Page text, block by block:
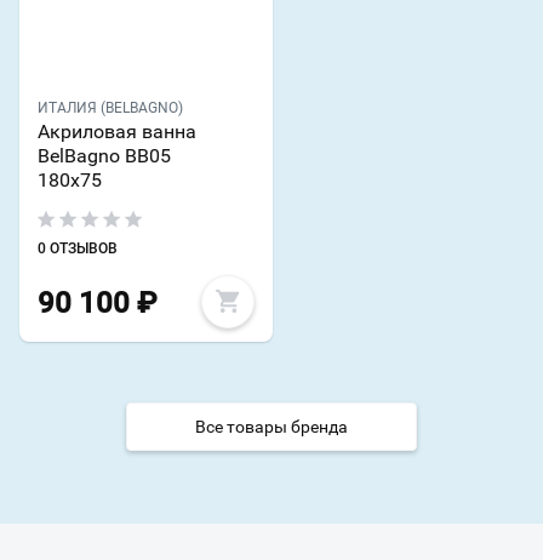
ИТАЛИЯ (BELBAGNO)
Акриловая ванна
BelBagno BB05
180х75
0 ОТЗЫВОВ
90 100 ₽
Все товары бренда